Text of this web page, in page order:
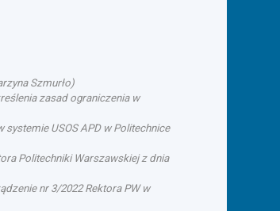
Szmurło)
zasad ograniczenia w
USOS APD w Politechnice
Politechniki Warszawskiej z dnia
nr 3/2022 Rektora PW w